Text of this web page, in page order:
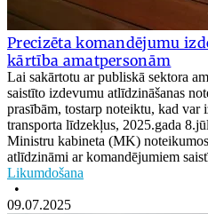
Precizēta komandējumu
kārtība amatpersonām
Lai sakārtotu ar publiskā sektora
saistīto izdevumu atlīdzināšanas
prasībām, tostarp noteiktu, kad var
transporta līdzekļus, 2025.gada
Ministru kabineta (MK)
atlīdzināmi ar komandējumiem
Likumdošana
•
09.07.2025